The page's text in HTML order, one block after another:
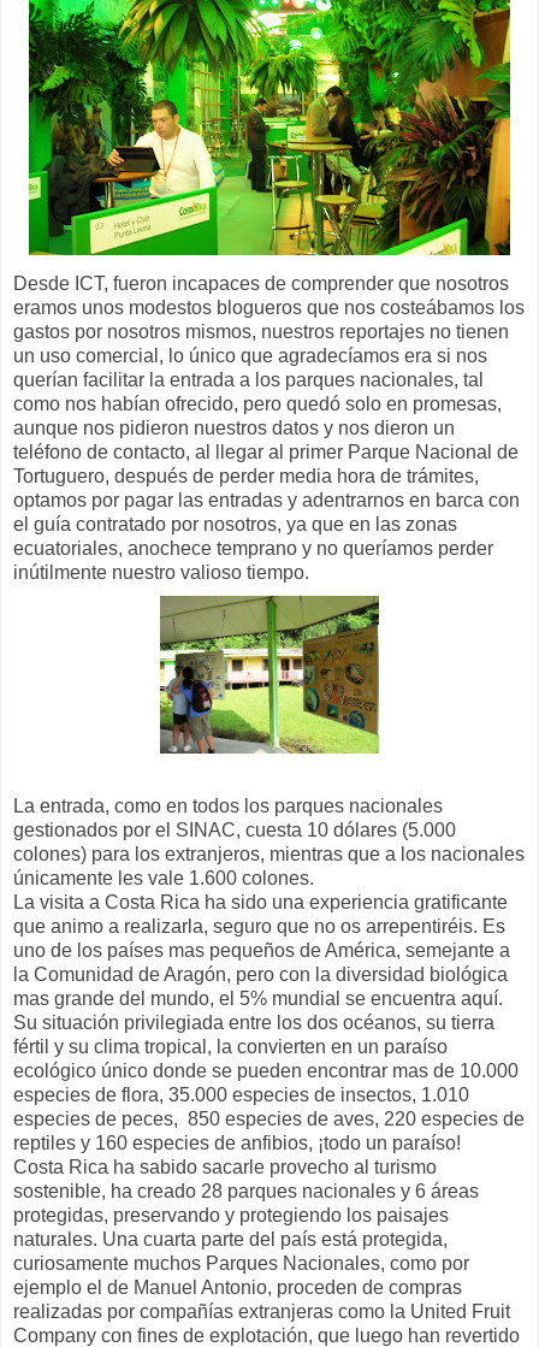
Desde ICT, fueron incapaces de comprender que nosotros
eramos unos modestos blogueros que nos costeábamos los
gastos por nosotros mismos, nuestros reportajes no tienen
un uso comercial, lo único que agradecíamos era si nos
querían facilitar la entrada a los parques nacionales, tal
como nos habían ofrecido, pero quedó solo en promesas,
aunque nos pidieron nuestros datos y nos dieron un
teléfono de contacto, al llegar al primer Parque Nacional de
Tortuguero, después de perder media hora de trámites,
optamos por pagar las entradas y adentrarnos en barca con
el guía contratado por nosotros, ya que en las zonas
ecuatoriales, anochece temprano y no queríamos perder
inútilmente nuestro valioso tiempo.
La entrada, como en todos los parques nacionales
gestionados por el SINAC, cuesta 10 dólares (5.000
colones) para los extranjeros, mientras que a los nacionales
únicamente les vale 1.600 colones.
La visita a Costa Rica ha sido una experiencia gratificante
que animo a realizarla, seguro que no os arrepentiréis. Es
uno de los países mas pequeños de América, semejante a
la Comunidad de Aragón, pero con la diversidad biológica
mas grande del mundo, el 5% mundial se encuentra aquí.
Su situación privilegiada entre los dos océanos, su tierra
fértil y su clima tropical, la convierten en un paraíso
ecológico único donde se pueden encontrar mas de 10.000
especies de flora, 35.000 especies de insectos, 1.010
especies de peces, 850 especies de aves, 220 especies de
reptiles y 160 especies de anfibios, ¡todo un paraíso!
Costa Rica ha sabido sacarle provecho al turismo
sostenible, ha creado 28 parques nacionales y 6 áreas
protegidas, preservando y protegiendo los paisajes
naturales. Una cuarta parte del país está protegida,
curiosamente muchos Parques Nacionales, como por
ejemplo el de Manuel Antonio, proceden de compras
realizadas por compañías extranjeras como la United Fruit
Company con fines de explotación, que luego han revertido